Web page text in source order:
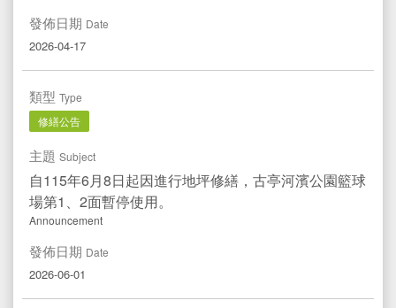
發佈日期 Date
2026-04-17
類型 Type
修繕公告
主題 Subject
自115年6月8日起因進行地坪修繕，古亭河濱公園籃球
場第1、2面暫停使用。
Announcement
發佈日期 Date
2026-06-01